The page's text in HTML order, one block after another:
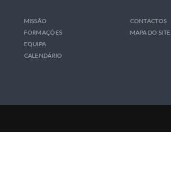
MISSÃO
FORMAÇÕES
EQUIPA
CALENDÁRIO
CONTACTOS
MAPA DO SITE